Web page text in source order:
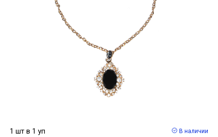
1 шт в 1 уп
В наличии